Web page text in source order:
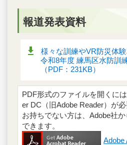
報道発表資料
様々な訓練やVR防災体
令和8年度 練馬区水防訓
（PDF：231KB）
PDF形式のファイルを開くに
er DC（旧Adobe Reader）が必
お持ちでない方は、Adobe社
できます。
Adobe